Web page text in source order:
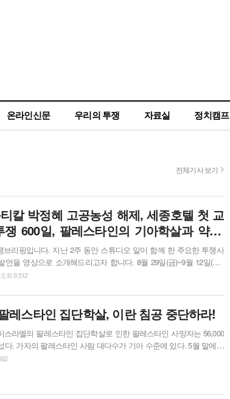
온라인신문 우리의 투쟁 자료실 정치캠프
전체기사 보기
칼 박정혜 고공농성 해제, 세종호텔 첫 교
600일, 팔레스타인의 기아학살과 약탈,
리핑입니다. 지난 2주 동안 스튜디오 알이 함께 한 주요한 투쟁사
을 영상으로 소개해드리고자 합니다. 8월 29일(금)~9월 12일(금),
호텔 첫 교섭, 지혜복 A학교 투쟁 600일, 팔레스타인의 기아학살
도체 사내하청노동자 뇌종양, 폐암 산재신청, 9.27 기후정의행진
회 9,512
레스타인 집단학살, 이란 침공 중단하라!
스라엘의 팔레스타인 집단학살로 인한 팔레스타인 사망자는 56,000
다. 가자의 팔레스타인 사람 대다수가 기아 수준에 있다. 5월 말에야
호품이 미국을 통해 가자에 배급되기 시작했는데 이스라엘은 구호